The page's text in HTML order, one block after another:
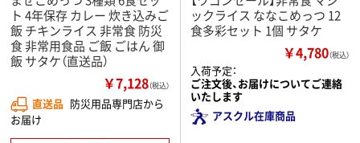
ト 4年保存 カレー 炊き込みご
飯 チキンライス 非常食 防災
食 非常用食品 ご飯 ごはん 御
飯 サタケ（直送品）
￥7,128（税込）
直送品 防災用品専門店から
お届け
ックライス ななこめっつ 12
食多彩セット 1個 サタケ
￥4,780（税込）
入荷予定：
ご注文後、お届けについてご連絡
いたします
アスクル在庫商品